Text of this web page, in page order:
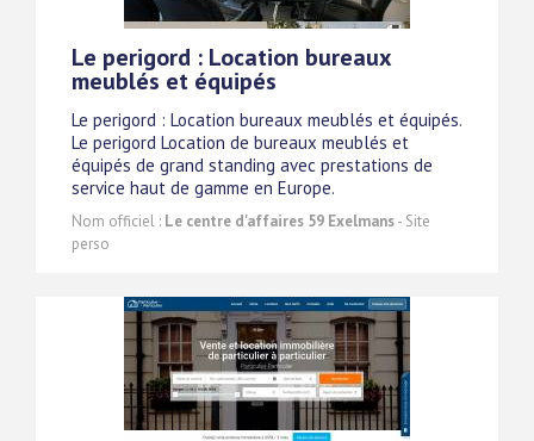
Le perigord : Location bureaux
meublés et équipés
Le perigord : Location bureaux meublés et équipés.
Le perigord Location de bureaux meublés et
équipés de grand standing avec prestations de
service haut de gamme en Europe.
Nom officiel : Le centre d'affaires 59 Exelmans- Site
perso